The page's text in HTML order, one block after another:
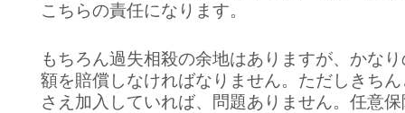
こちらの責任になります。
もちろん過失相殺の余地はありますが、かな
額を賠償しなければなりません。ただしきち
さえ加入していれば、問題ありません。任意